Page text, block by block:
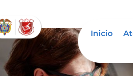
Inicio